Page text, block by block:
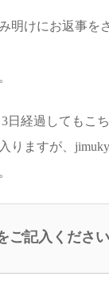
明けにお返事を
日経過してもこ
りますが、
ご記入ください